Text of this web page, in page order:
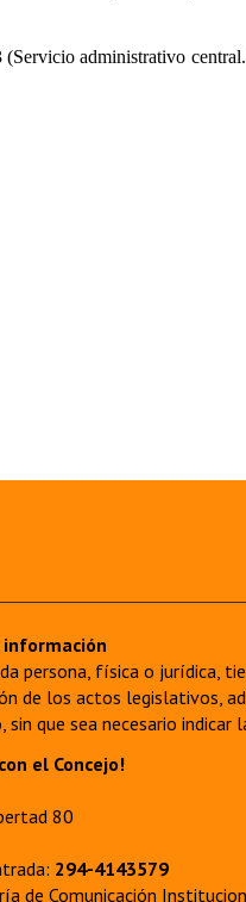
(Servicio administrativo
persona, física o jurídica,
de los actos legislativos,
sin que sea necesario
el Concejo!
80
294-4143579
de Comunicación